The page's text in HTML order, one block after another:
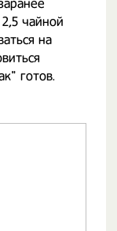
чайной
на
готов.